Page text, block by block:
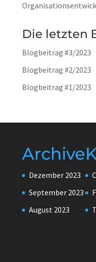
Die letzten
Blogbeitrag #3/2023
Blogbeitrag #2/2023
Blogbeitrag #1/2023
Archive
Dezember 2023
September 2023
August 2023